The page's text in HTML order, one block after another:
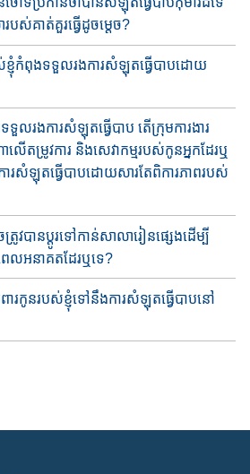
ស់គាត់គួរ​ធ្វើដូចម្តេច​?
ខ្ញុំ​កំពុង​ទទួលរងការសំឡុត​ធ្វើបាប​ដោយ​
លរង​ការសំឡុតធ្វើបាប​ តើ​ក្រុមការងារ
លើ​តម្រូវការ​ និង​សេវាកម្ម​របស់កូនអ្នក​ដែរឬ
រ​សំឡុតធ្វើបាប​ដោយសារតែ​ពិការភាព​របស់​
រូវបាន​ប្តូរទៅ​កាន់​សាលារៀនផ្សេងដើម្បី
េលអនាគតដែរឬទេ?
ពារ​កូនរបស់ខ្ញុំ​ទៅនឹង​ការ​សំឡុតធ្វើបាប​នៅ